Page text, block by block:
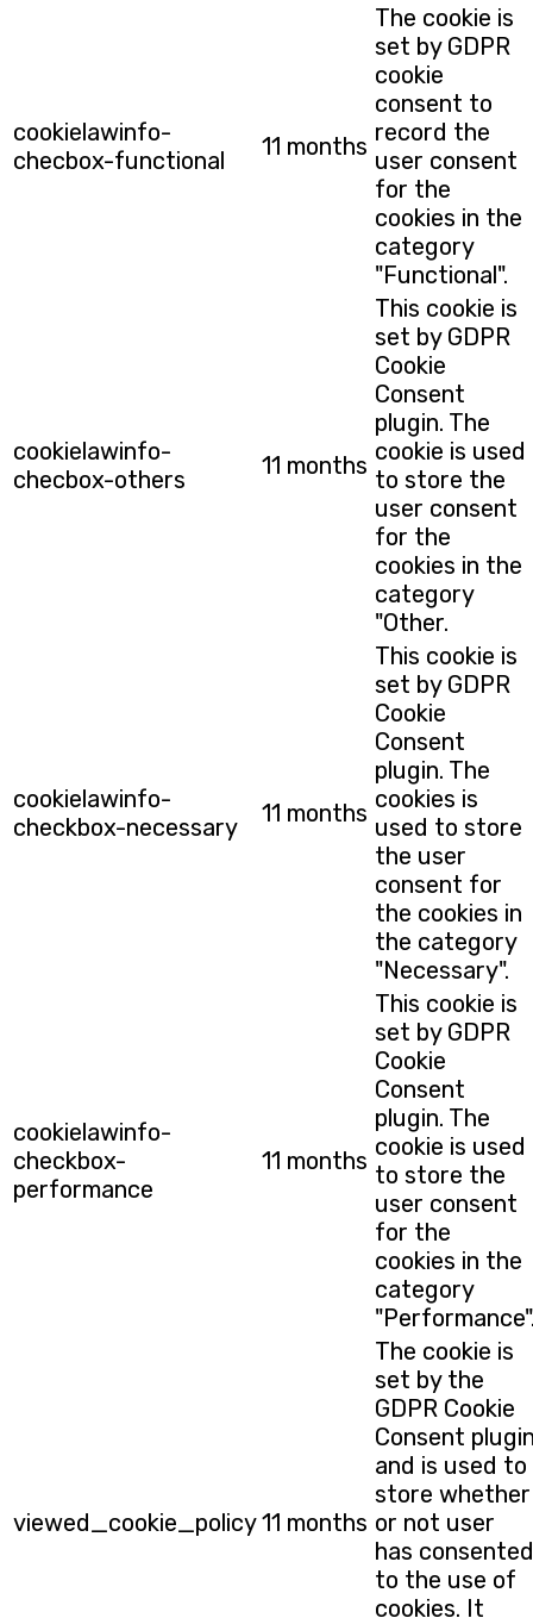
cookielawinfo-
checbox-functional
11 months
The cookie is
set by GDPR
cookie
consent to
record the
user consent
for the
cookies in the
category
"Functional".
cookielawinfo-
checbox-others
11 months
This cookie is
set by GDPR
Cookie
Consent
plugin. The
cookie is used
to store the
user consent
for the
cookies in the
category
"Other.
cookielawinfo-
checkbox-necessary
11 months
This cookie is
set by GDPR
Cookie
Consent
plugin. The
cookies is
used to store
the user
consent for
the cookies in
the category
"Necessary".
cookielawinfo-
checkbox-
performance
11 months
This cookie is
set by GDPR
Cookie
Consent
plugin. The
cookie is used
to store the
user consent
for the
cookies in the
category
viewed_cookie_policy11 months
The cookie is
set by the
GDPR Cookie
Consent
and is used to
store whether
or not user
has consented
to the use of
cookies. It